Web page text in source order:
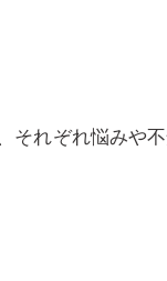
れぞれ悩みや